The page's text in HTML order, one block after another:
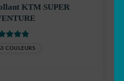
SUPER
COULEURS